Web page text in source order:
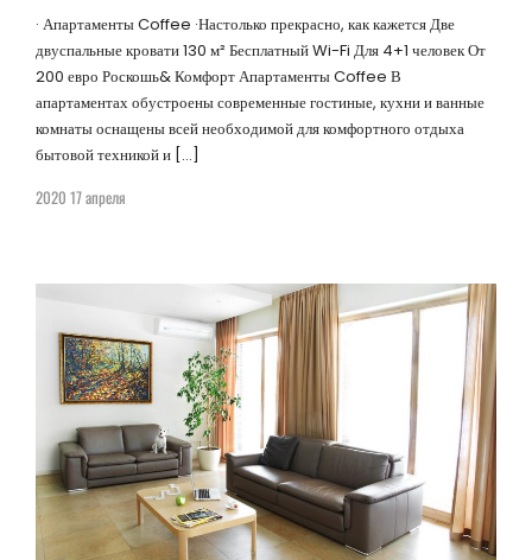
· Апартаменты Coffee ·Настолько прекрасно, как кажется Две
двуспальные кровати 130 м² Бесплатный Wi-Fi Для 4+1 человек От
200 евро Роскошь& Комфорт Апартаменты Coffee В
апартаментах обустроены современные гостиные, кухни и ванные
комнаты оснащены всей необходимой для комфортного отдыха
бытовой техникой и […]
2020 17 апреля